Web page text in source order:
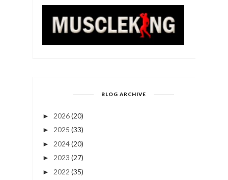
BLOG ARCHIVE
► 2026(20)
► 2025 (33)
► 2024(20)
► 2023 (27)
► 2022 (35)